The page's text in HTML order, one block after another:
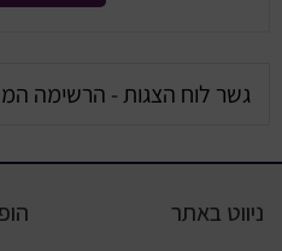
גשר לוח הצגות - הרשימה
ניווט באתר